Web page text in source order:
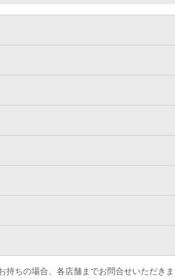
ちの場合、各店舗までお問合せいただきま